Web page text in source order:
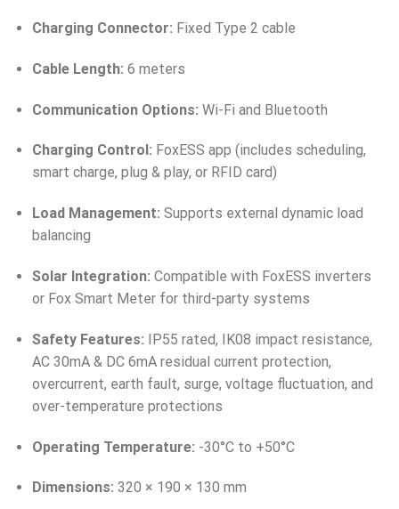
Charging Connector: Fixed Type 2 cable
Cable Length: 6 meters
Communication Options: Wi-Fi and Bluetooth
Charging Control: FoxESS app (includes scheduling,
smart charge, plug & play, or RFID card)
Load Management: Supports external dynamic load
balancing
Solar Integration: Compatible with FoxESS inverters
or Fox Smart Meter for third-party systems
Safety Features: IP55 rated, IK08 impact resistance,
AC 30mA & DC 6mA residual current protection,
overcurrent, earth fault, surge, voltage fluctuation, and
over-temperature protections
Operating Temperature: -30°C to +50°C
Dimensions: 320 × 190 × 130 mm